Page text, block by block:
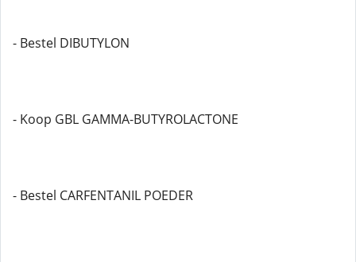
- Bestel DIBUTYLON
- Koop GBL GAMMA-BUTYROLACTONE
- Bestel CARFENTANIL POEDER